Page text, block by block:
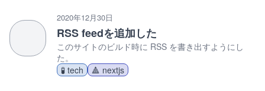
2020年12月30日
RSS feedを追加した
このサイトのビルド時に RSS を書き出すようにし
た。
🧪 tech
🔺 nextjs